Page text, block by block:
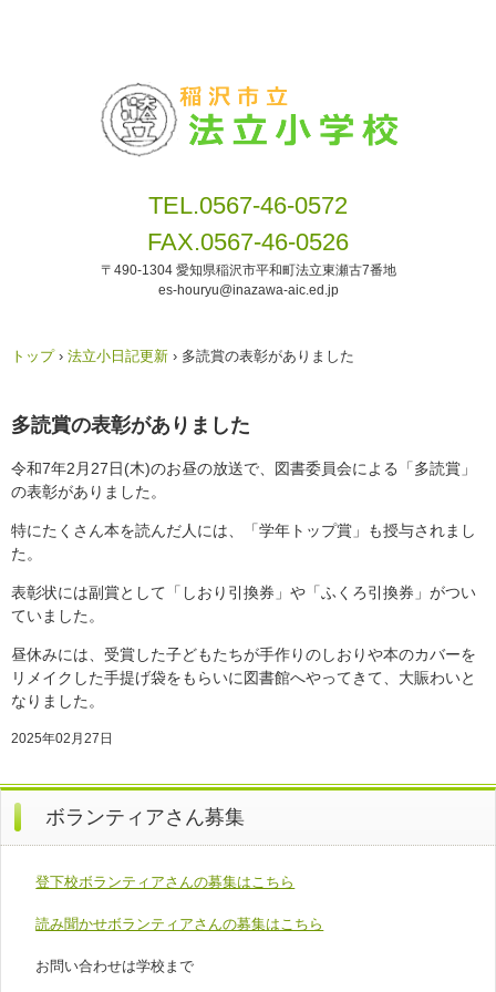
TEL.0567-46-0572
FAX.0567-46-0526
〒490-1304 愛知県稲沢市平和町法立東瀬古7番地
es-houryu@inazawa-aic.ed.jp
トップ › 法立小日記更新 › 多読賞の表彰がありました
多読賞の表彰がありました
令和7年2月27日(木)のお昼の放送で、図書委員会による「多読賞」
の表彰がありました。
特にたくさん本を読んだ人には、「学年トップ賞」も授与されまし
た。
表彰状には副賞として「しおり引換券」や「ふくろ引換券」がつい
ていました。
昼休みには、受賞した子どもたちが手作りのしおりや本のカバーを
リメイクした手提げ袋をもらいに図書館へやってきて、大賑わいと
なりました。
2025年02月27日
ボランティアさん募集
登下校ボランティアさんの募集はこちら
読み聞かせボランティアさんの募集はこちら
お問い合わせは学校まで